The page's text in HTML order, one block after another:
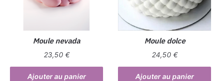
Moule nevada
23,50 €
Ajouter au panier
Moule dolce
24,50 €
Ajouter au panier